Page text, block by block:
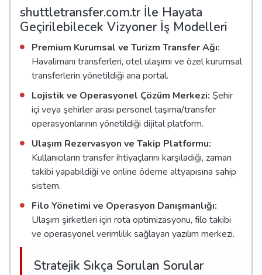
shuttletransfer.com.tr İle Hayata
Geçirilebilecek Vizyoner İş Modelleri
Premium Kurumsal ve Turizm Transfer Ağı:
Havalimanı transferleri, otel ulaşımı ve özel kurumsal
transferlerin yönetildiği ana portal.
Lojistik ve Operasyonel Çözüm Merkezi: Şehir
içi veya şehirler arası personel taşıma/transfer
operasyonlarının yönetildiği dijital platform.
Ulaşım Rezervasyon ve Takip Platformu:
Kullanıcıların transfer ihtiyaçlarını karşıladığı, zaman
takibi yapabildiği ve online ödeme altyapısına sahip
sistem.
Filo Yönetimi ve Operasyon Danışmanlığı:
Ulaşım şirketleri için rota optimizasyonu, filo takibi
ve operasyonel verimlilik sağlayan yazılım merkezi.
Stratejik Sıkça Sorulan Sorular